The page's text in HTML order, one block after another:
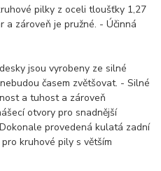
pilky z oceli tloušťky 1,27
a zároveň je pružné. - Účinná
jsou vyrobeny ze silné
časem zvětšovat. - Silné
a tuhost a zároveň
otvory pro snadnější
provedená kulatá zadní
kruhové pily s větším